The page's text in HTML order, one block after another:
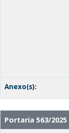
Anexo(s):
Portaria 563/2025